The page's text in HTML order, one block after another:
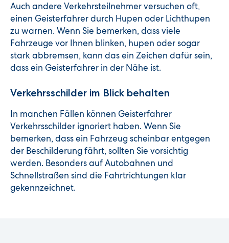
Auch andere Verkehrsteilnehmer versuchen oft,
einen Geisterfahrer durch Hupen oder Lichthupen
zu warnen. Wenn Sie bemerken, dass viele
Fahrzeuge vor Ihnen blinken, hupen oder sogar
stark abbremsen, kann das ein Zeichen dafür sein,
dass ein Geisterfahrer in der Nähe ist.
Verkehrsschilder im Blick behalten
In manchen Fällen können Geisterfahrer
Verkehrsschilder ignoriert haben. Wenn Sie
bemerken, dass ein Fahrzeug scheinbar entgegen
der Beschilderung fährt, sollten Sie vorsichtig
werden. Besonders auf Autobahnen und
Schnellstraßen sind die Fahrtrichtungen klar
gekennzeichnet.